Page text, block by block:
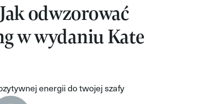
odwzorować
w wydaniu Kate
energii do twojej szafy